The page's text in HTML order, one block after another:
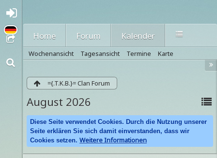
nmel
den
oder
strie
ren
Home Forum Kalender
Wochenansicht Tagesansicht Termine Karte
={.T.K.B.}= Clan Forum
August 2026
Diese Seite verwendet Cookies. Durch die Nutzung unserer
Seite erklären Sie sich damit einverstanden, dass wir
Cookies setzen. Weitere Informationen